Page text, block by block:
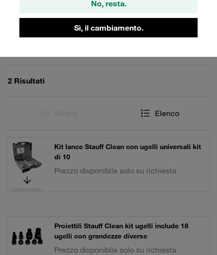
No, resta.
Sì, il cambiamento.
Filtri / Ordinamento
2 Risultati
Elenco
Kit lance Stauff Clean con ugelli universali kit
di 10
Prezzo disponibile solo su richiesta
Proiettili Stauff Clean kit ugelli include 18
ugelli con grandezze diverse
Prezzo disponibile solo su richiesta